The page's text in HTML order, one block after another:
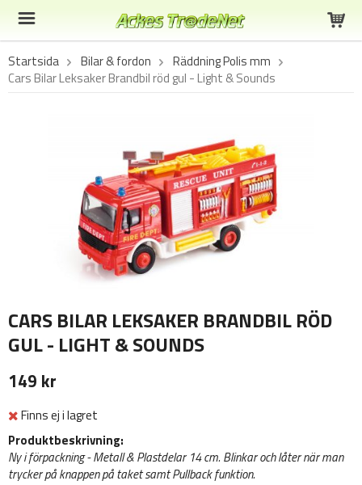
Startsida Bilar & fordon
Räddning Polis mm
Cars Bilar Leksaker Brandbil röd gul - Light & Sounds
CARS BILAR LEKSAKER BRANDBIL RÖD
GUL - LIGHT & SOUNDS
149 kr
Finns ej i lagret
Produktbeskrivning:
Ny i förpackning - Metall & Plastdelar 14 cm. Blinkar och låter när man
trycker på knappen på taket samt Pullback funktion.